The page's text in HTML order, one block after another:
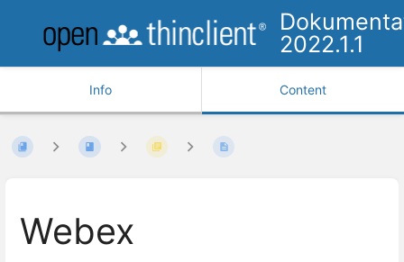
2022.1.1
Info Content
Webex